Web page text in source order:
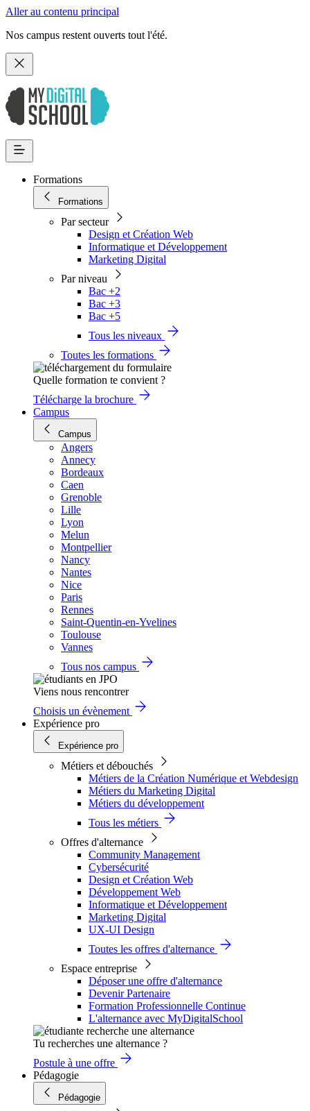
Aller au contenu principal
Nos campus restent ouverts tout l'été.
Formations
Formations
Par secteur
Design et Création Web
Informatique et Développement
Marketing Digital
Par niveau
Bac +2
Bac +3
Bac +5
Tous les niveaux
Toutes les formations
Quelle formation te convient ?
Télécharge la brochure
Campus
Campus
Angers
Annecy
Bordeaux
Caen
Grenoble
Lille
Lyon
Melun
Montpellier
Nancy
Nantes
Nice
Paris
Rennes
Saint-Quentin-en-Yvelines
Toulouse
Vannes
Tous nos campus
Viens nous rencontrer
Choisis un évènement
Expérience pro
Expérience pro
Métiers et débouchés
Métiers de la Création Numérique et Webdesign
Métiers du Marketing Digital
Métiers du développement
Tous les métiers
Offres d'alternance
Community Management
Cybersécurité
Design et Création Web
Développement Web
Informatique et Développement
Marketing Digital
UX-UI Design
Toutes les offres d'alternance
Espace entreprise
Déposer une offre d'alternance
Devenir Partenaire
Formation Professionnelle Continue
L'alternance avec MyDigitalSchool
Tu recherches une alternance ?
Postule à une offre
Pédagogie
Pédagogie